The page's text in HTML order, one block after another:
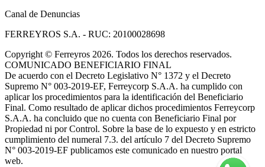
Canal de Denuncias
FERREYROS S.A. - RUC: 20100028698
Copyright © Ferreyros 2026. Todos los derechos reservados.
COMUNICADO BENEFICIARIO FINAL
De acuerdo con el Decreto Legislativo N° 1372 y el Decreto
Supremo N° 003-2019-EF, Ferreycorp S.A.A. ha cumplido con
aplicar los procedimientos para la identificación del Beneficiario
Final. Como resultado de aplicar dichos procedimientos Ferreycorp
S.A.A. ha concluido que no cuenta con Beneficiario Final por
Propiedad ni por Control. Sobre la base de lo expuesto y en estricto
cumplimiento del numeral 7.3. del artículo 7 del Decreto Supremo
N° 003-2019-EF publicamos este comunicado en nuestro portal
web.